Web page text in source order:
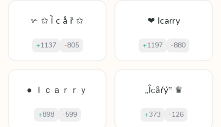
✃ ✩ Ȉ с å ȑ ✩
+1137 -805
❤ Icarry
+1197 -880
● Ｉｃａｒｒｙ
+898 -599
„Ȋᴄȃŕý‟ ♛
+373 -126